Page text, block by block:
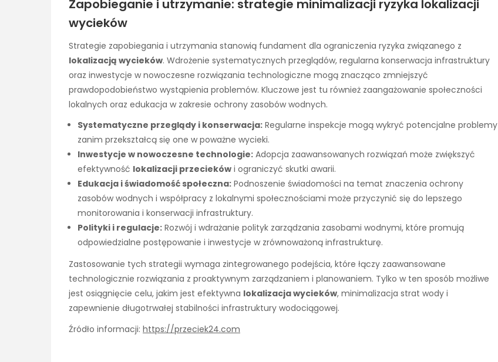
Zapobieganie i utrzymanie: strategie minimalizacji ryzyka lokalizacji
wycieków
Strategie zapobiegania i utrzymania stanowią fundament dla ograniczenia ryzyka związanego z
lokalizacją wycieków. Wdrożenie systematycznych przeglądów, regularna konserwacja infrastruktury
oraz inwestycje w nowoczesne rozwiązania technologiczne mogą znacząco zmniejszyć
prawdopodobieństwo wystąpienia problemów. Kluczowe jest tu również zaangażowanie społeczności
lokalnych oraz edukacja w zakresie ochrony zasobów wodnych.
Systematyczne przeglądy i konserwacja: Regularne inspekcje mogą wykryć potencjalne problemy
zanim przekształcą się one w poważne wycieki.
Inwestycje w nowoczesne technologie: Adopcja zaawansowanych rozwiązań może zwiększyć
efektywność lokalizacji przecieków i ograniczyć skutki awarii.
Edukacja i świadomość społeczna: Podnoszenie świadomości na temat znaczenia ochrony
zasobów wodnych i współpracy z lokalnymi społecznościami może przyczynić się do lepszego
monitorowania i konserwacji infrastruktury.
Polityki i regulacje: Rozwój i wdrażanie polityk zarządzania zasobami wodnymi, które promują
odpowiedzialne postępowanie i inwestycje w zrównoważoną infrastrukturę.
Zastosowanie tych strategii wymaga zintegrowanego podejścia, które łączy zaawansowane
technologicznie rozwiązania z proaktywnym zarządzaniem i planowaniem. Tylko w ten sposób możliwe
jest osiągnięcie celu, jakim jest efektywna lokalizacja wycieków, minimalizacja strat wody i
zapewnienie długotrwałej stabilności infrastruktury wodociągowej.
Źródło informacji: https://przeciek24.com